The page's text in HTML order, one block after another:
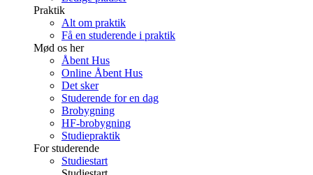
Praktik
Alt om praktik
Få en studerende i praktik
Mød os her
Åbent Hus
Online Åbent Hus
Det sker
Studerende for en dag
Brobygning
HF-brobygning
Studiepraktik
For studerende
Studiestart